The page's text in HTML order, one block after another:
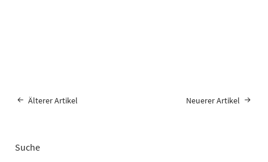
Älterer Artikel Neuerer Artikel
Suche